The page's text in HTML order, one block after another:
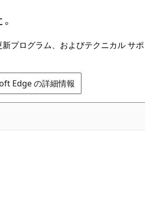
プログラム、およびテクニカル サポ
Edge の詳細情報